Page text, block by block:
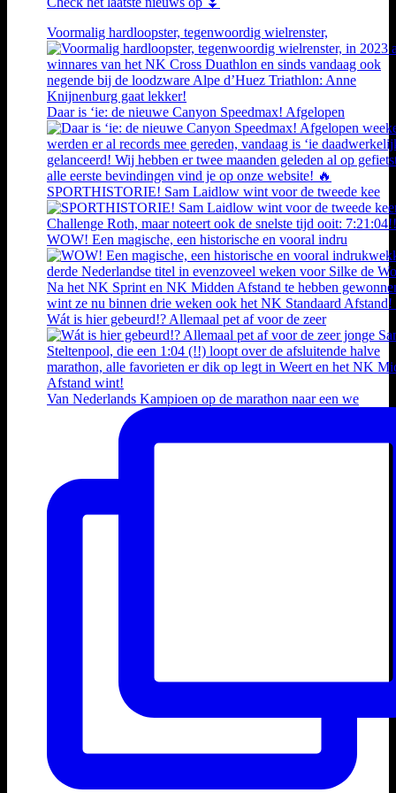
Voormalig hardloopster, tegenwoordig wielrenster,
Daar is ‘ie: de nieuwe Canyon Speedmax! Afgelopen
SPORTHISTORIE! Sam Laidlow wint voor de tweede kee
WOW! Een magische, een historische en vooral indru
Wát is hier gebeurd!? Allemaal pet af voor de zeer
Van Nederlands Kampioen op de marathon naar een we